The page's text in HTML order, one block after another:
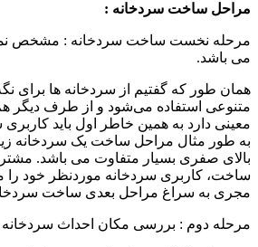
مراحل ساخت سردخانه :
مرحله نخست ساخت سردخانه : مشخص
می باشد.
همان ‌طور که گفتیم از سردخانه‌ ها برای
متنوعی استفاده می‌شود و از طرف دیگر
معینی دارد به همین خاطر اول باید
به طور مثال مراحل ساخت یک سردخانه
بالای صفری بسیار متفاوت می باشد.
ساخت، کاربری سردخانه موردنظر خود
مجری به سراغ مراحل بعدی ساخت
مرحله دوم : بررسی مکان احداث سردخانه